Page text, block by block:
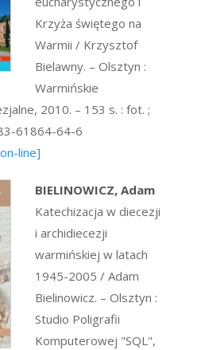
Krzyża świętego na
Warmii / Krzysztof
Bielawny. – Olsztyn :
Warmińskie
2010. – 153 s. : fot. ;
61864-64-6
line]
BIELINOWICZ, Adam
Katechizacja w diecezji
i archidiecezji
warmińskiej w latach
1945-2005 / Adam
Bielinowicz. – Olsztyn :
Studio Poligrafii
Komputerowej "SQL",